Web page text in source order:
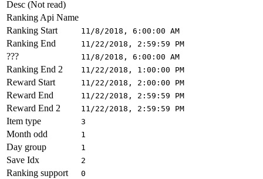
Desc (Not read)
Ranking Api Name
Ranking Start
11/8/2018, 6:00:00 AM
Ranking End 11/22/2018, 2:59:59 PM
??? 11/8/2018, 6:00:00 AM
Ranking End 2 11/22/2018, 1:00:00 PM
Reward Start 11/22/2018, 2:00:00 PM
Reward End 11/22/2018, 2:59:59 PM
Reward End 2 11/22/2018, 2:59:59 PM
Item type 3
Month odd 1
Day group 1
Save Idx 2
Ranking support 0